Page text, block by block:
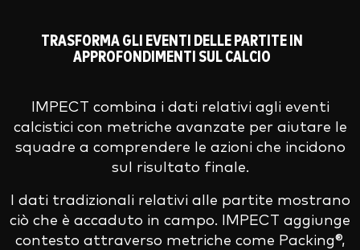
TRASFORMA GLI EVENTI DELLE PARTITE IN
APPROFONDIMENTI SUL CALCIO
IMPECT combina i dati relativi agli eventi
calcistici con metriche avanzate per aiutare le
squadre a comprendere le azioni che incidono
sul risultato finale.
I dati tradizionali relativi alle partite mostrano
ciò che è accaduto in campo. IMPECT aggiunge
contesto attraverso metriche come Packing®,